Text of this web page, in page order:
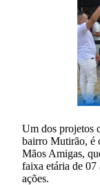
Um dos projetos
bairro Mutirão, é
Mãos Amigas,
faixa etária de 07
ações.